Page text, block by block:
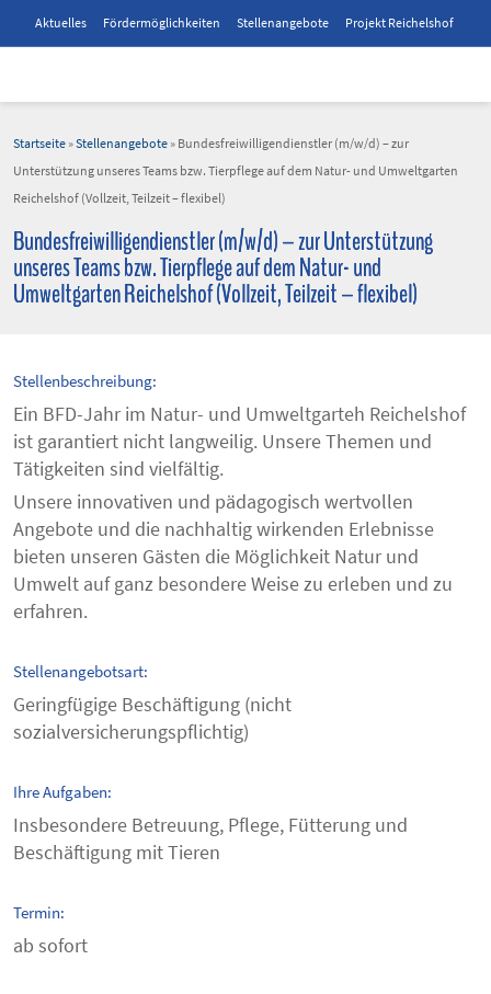
Aktuelles Fördermöglichkeiten Stellenangebote Projekt Reichelshof
Startseite »Stellenangebote » Bundesfreiwilligendienstler (m/w/d) – zur
Unterstützung unseres Teams bzw. Tierpflege auf dem Natur- und Umweltgarten
Reichelshof (Vollzeit, Teilzeit – flexibel)
Bundesfreiwilligendienstler (m/w/d) – zur Unterstützung
unseres Teams bzw. Tierpflege auf dem Natur- und
Umweltgarten Reichelshof (Vollzeit, Teilzeit – flexibel)
Stellenbeschreibung:
Ein BFD-Jahr im Natur- und Umweltgarteh Reichelshof
ist garantiert nicht langweilig. Unsere Themen und
Tätigkeiten sind vielfältig.
Unsere innovativen und pädagogisch wertvollen
Angebote und die nachhaltig wirkenden Erlebnisse
bieten unseren Gästen die Möglichkeit Natur und
Umwelt auf ganz besondere Weise zu erleben und zu
erfahren.
Stellenangebotsart:
Geringfügige Beschäftigung (nicht
sozialversicherungspflichtig)
Ihre Aufgaben:
Insbesondere Betreuung, Pflege, Fütterung und
Beschäftigung mit Tieren
Termin:
ab sofort